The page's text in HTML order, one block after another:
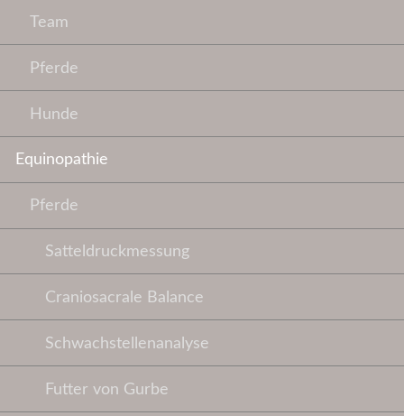
Team
Pferde
Hunde
Equinopathie
Pferde
Satteldruckmessung
Craniosacrale Balance
Schwachstellenanalyse
Futter von Gurbe